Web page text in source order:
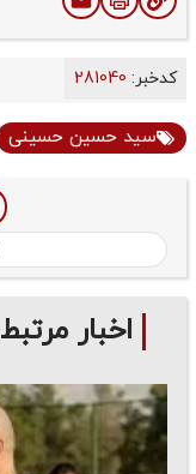
کدخبر:
سید حسین حسینی
اخبار مرتبط